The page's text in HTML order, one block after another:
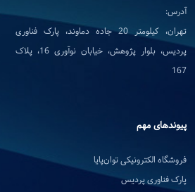
آدرس:
تهران، کیلومتر 20 جاده دماوند، پارک فناوری
پردیس، بلوار پژوهش، خیابان نوآوری 16، پلاک
167
پیوندهای مهم
فروشگاه الکترونیکی توان‌پایا
پارک فناوری پردیس